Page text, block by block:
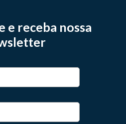
e receba nossa